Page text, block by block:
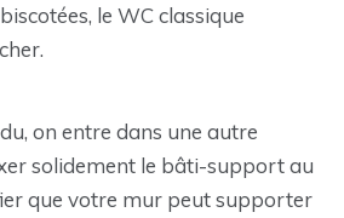
le WC classique
on entre dans une autre
solidement le bâti-support au
que votre mur peut supporter